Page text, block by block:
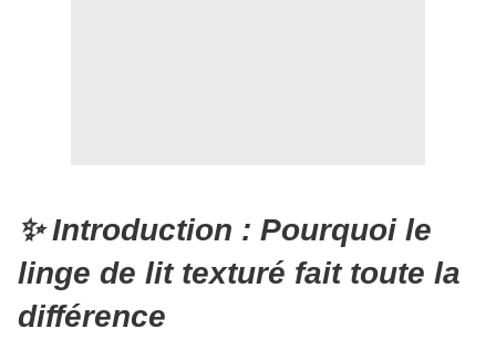
✨ Introduction : Pourquoi le
linge de lit texturé fait toute la
différence